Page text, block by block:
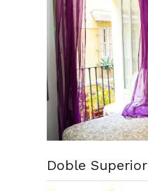
Doble Superior